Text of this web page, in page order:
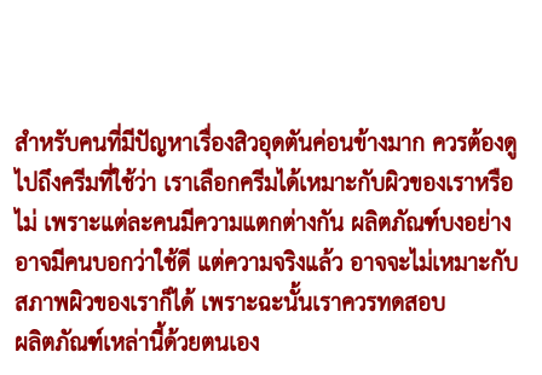
สำหรับคนที่มีปัญหาเรื่องสิวอุดตันค่อนข้างมาก ควรต้องดู
ไปถึงครีมที่ใช้ว่า เราเลือกครีมได้เหมาะกับผิวของเราหรือ
ไม่ เพราะแต่ละคนมีความแตกต่างกัน ผลิตภัณฑ์บงอย่าง
อาจมีคนบอกว่าใช้ดี แต่ความจริงแล้ว อาจจะไม่เหมาะกับ
สภาพผิวของเราก็ได้ เพราะฉะนั้นเราควรทดสอบ
ผลิตภัณฑ์เหล่านี้ด้วยตนเอง